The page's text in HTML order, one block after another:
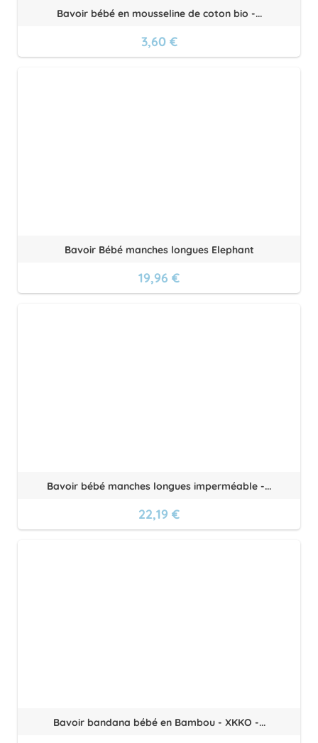
Bavoir bébé en mousseline de coton bio -...
3,60 €
Bavoir Bébé manches longues Elephant
19,96 €
Bavoir bébé manches longues imperméable -...
22,19 €
Bavoir bandana bébé en Bambou - XKKO -...